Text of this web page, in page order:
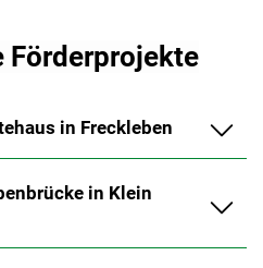
Förderprojekte
in Freckleben
in Klein